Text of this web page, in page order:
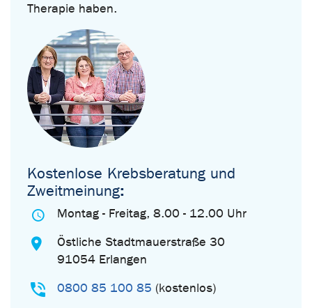
Therapie haben.
Kostenlose Krebsberatung und
Zweitmeinung:
Montag - Freitag, 8.00 - 12.00 Uhr
Östliche Stadtmauerstraße 30
91054 Erlangen
0800 85 100 85 (kostenlos)